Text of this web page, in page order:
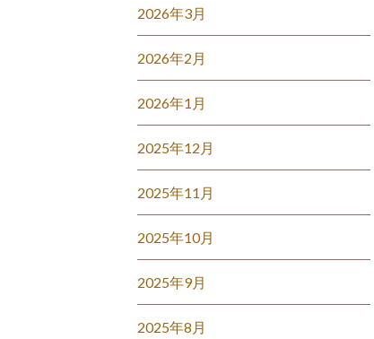
2026年3月
2026年2月
2026年1月
2025年12月
2025年11月
2025年10月
2025年9月
2025年8月